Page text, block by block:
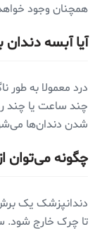
همچنان وجود
آیا آبسه دندان
درد معمولا به طور
چند ساعت یا چند
شدن دندان‌ها
چگونه می‌توان
دندانپزشک یک
تا چرک خارج شود.